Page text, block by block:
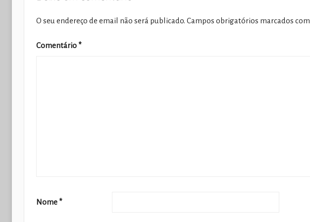
O seu endereço de email não será publicado. Campos obrigatórios marcados com
Comentário *
Nome *